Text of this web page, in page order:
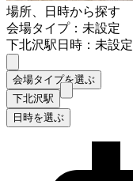
場所、日時から探す
会場タイプ：未設定
下北沢駅日時：未設定
会場タイプを選ぶ
下北沢駅
日時を選ぶ